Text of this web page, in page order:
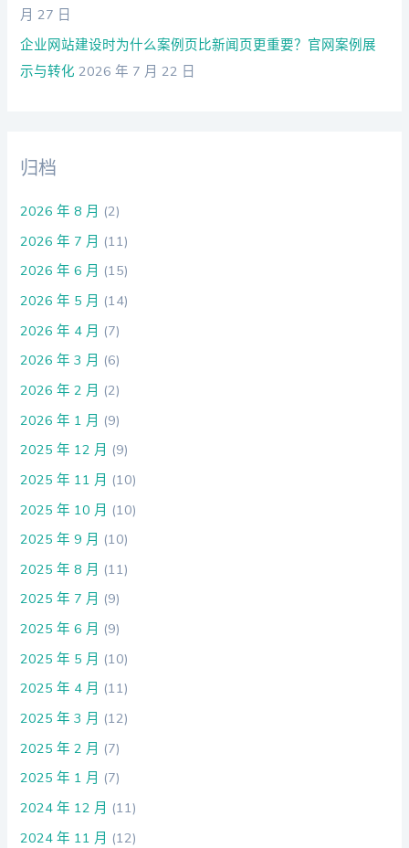
月 27 日
企业网站建设时为什么案例页比新闻页更重要？官网案例展
示与转化 2026 年 7 月 22 日
归档
2026 年 8 月 (2)
2026 年 7 月 (11)
2026 年 6 月 (15)
2026 年 5 月 (14)
2026 年 4 月 (7)
2026 年 3 月 (6)
2026 年 2 月 (2)
2026 年 1 月 (9)
2025 年 12 月 (9)
2025 年 11 月 (10)
2025 年 10 月 (10)
2025 年 9 月 (10)
2025 年 8 月 (11)
2025 年 7 月 (9)
2025 年 6 月 (9)
2025 年 5 月 (10)
2025 年 4 月 (11)
2025 年 3 月 (12)
2025 年 2 月 (7)
2025 年 1 月 (7)
2024 年 12 月 (11)
2024 年 11 月 (12)